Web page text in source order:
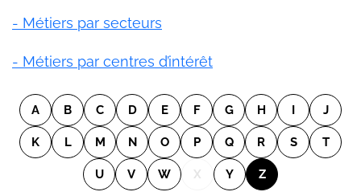
- Métiers par secteurs
- Métiers par centres d’intérêt
A B C D E F G H J
K L M N O P Q R S T
U V W X Y Z